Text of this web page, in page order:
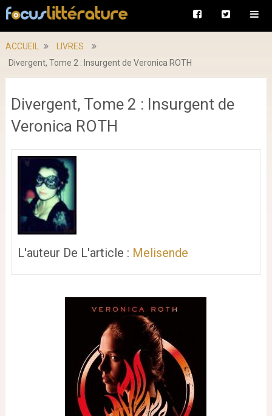
ACCUEIL
LIVRES
Divergent, Tome 2 : Insurgent de Veronica ROTH
Divergent, Tome 2 : Insurgent de
Veronica ROTH
L'auteur De L'article : Melisende